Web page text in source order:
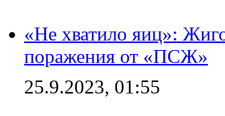
«Не хватило яиц»:
поражения от «ПСЖ»
25.9.2023, 01:55